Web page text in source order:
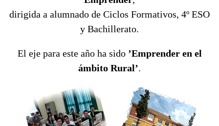
dirigida a alumnado de Ciclos Formativos, 4º ESO
y Bachillerato.
El eje para este año ha sido’Emprender en el
ámbito Rural’.